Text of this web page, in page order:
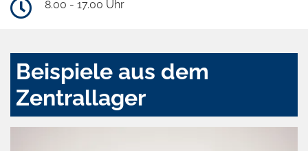
8.00 - 17.00 Uhr
Beispiele aus dem
Zentrallager